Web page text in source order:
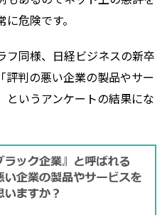
危険です。
フ同様、日経ビジネスの新卒
判の悪い企業の製品やサー
というアンケートの結果にな